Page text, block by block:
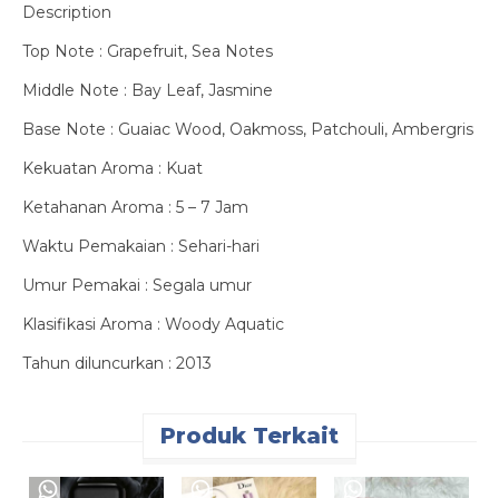
Description
Top Note : Grapefruit, Sea Notes
Middle Note : Bay Leaf, Jasmine
Base Note : Guaiac Wood, Oakmoss, Patchouli, Ambergris
Kekuatan Aroma : Kuat
Ketahanan Aroma : 5 – 7 Jam
Waktu Pemakaian : Sehari-hari
Umur Pemakai : Segala umur
Klasifikasi Aroma : Woody Aquatic
Tahun diluncurkan : 2013
Produk Terkait